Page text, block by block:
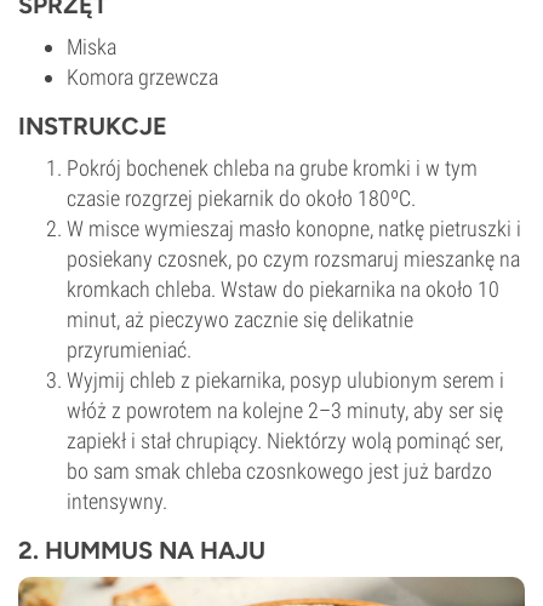
Miska
Komora grzewcza
INSTRUKCJE
Pokrój bochenek chleba na grube kromki i w tym
czasie rozgrzej piekarnik do około 180ºC.
W misce wymieszaj masło konopne, natkę pietruszki i
posiekany czosnek, po czym rozsmaruj mieszankę na
kromkach chleba. Wstaw do piekarnika na około 10
minut, aż pieczywo zacznie się delikatnie
przyrumieniać.
Wyjmij chleb z piekarnika, posyp ulubionym serem i
włóż z powrotem na kolejne 2–3 minuty, aby ser się
zapiekł i stał chrupiący. Niektórzy wolą pominąć ser,
bo sam smak chleba czosnkowego jest już bardzo
intensywny.
2. HUMMUS NA HAJU